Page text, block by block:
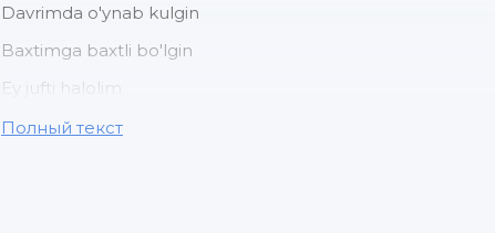
Davrimda o'ynab kulgin
Baxtimga baxtli bo'lgin
Ey jufti halolim
Полный текст